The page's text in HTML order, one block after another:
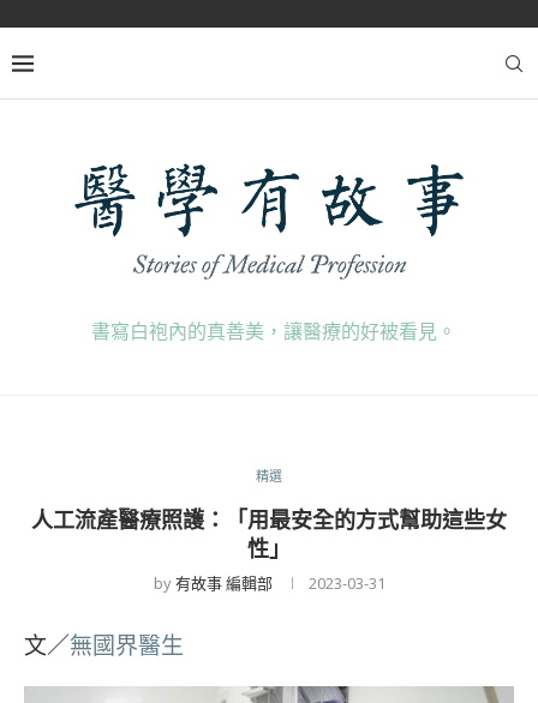
書寫白袍內的真善美，讓醫療的好被看見。
精選
人工流產醫療照護：「用最安全的方式幫助這些女
性」
by有故事 編輯部 2023-03-31
文／無國界醫生